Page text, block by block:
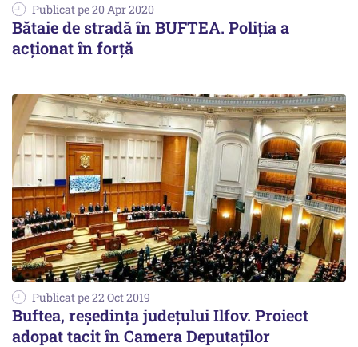
Publicat pe 20 Apr 2020
Bătaie de stradă în BUFTEA. Poliția a
acționat în forță
Publicat pe 22 Oct 2019
Buftea, reședința județului Ilfov. Proiect
adopat tacit în Camera Deputaților